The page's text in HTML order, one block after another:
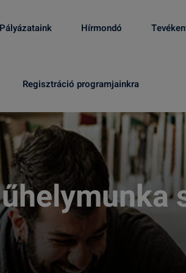
Pályázataink Hírmondó
Regisztráció programjainkra